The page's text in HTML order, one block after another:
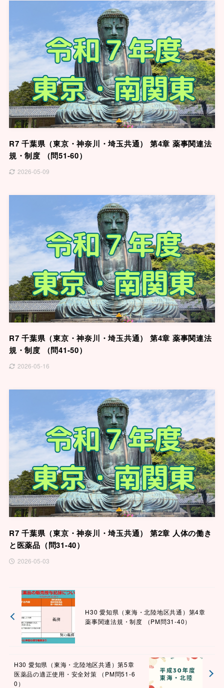
R7 千葉県（東京・神奈川・埼玉共通） 第4章 薬事関連法
規・制度 （問51-60）
2026-05-09
R7 千葉県（東京・神奈川・埼玉共通） 第4章 薬事関連法
規・制度 （問41-50）
2026-05-16
R7 千葉県（東京・神奈川・埼玉共通） 第2章 人体の働き
と医薬品（問31-40）
2026-05-03
H30 愛知県（東海・北陸地区共通）第4章
薬事関連法規・制度 （PM問31-40）
H30 愛知県（東海・北陸地区共通）第5章
医薬品の適正使用・安全対策 （PM問51-6
0）